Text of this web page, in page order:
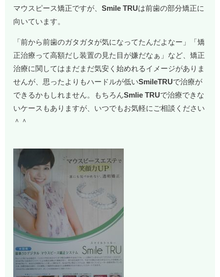
マウスピース矯正ですが、Smile TRUは前歯の部分矯正に
向いています。
「前から前歯のガタガタが気になってたんだよなー」「矯
正治療って高額だし装置の見た目が嫌だなぁ」など、矯正
治療に関してはまだまだ気安く始めれるイメージがありま
せんが、思ったよりもハードルが低いSmileTRUで治療が
できるかもしれません。もちろんSmlie TRUで治療できな
いケースもありますが、いつでもお気軽にご相談ください
＾＾